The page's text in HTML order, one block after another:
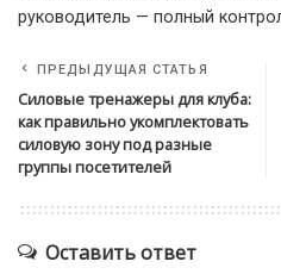
руководитель — полный
ПРЕДЫДУЩАЯ СТАТЬЯ
Силовые тренажеры для клуба:
как правильно укомплектовать
силовую зону под разные
группы посетителей
Оставить ответ